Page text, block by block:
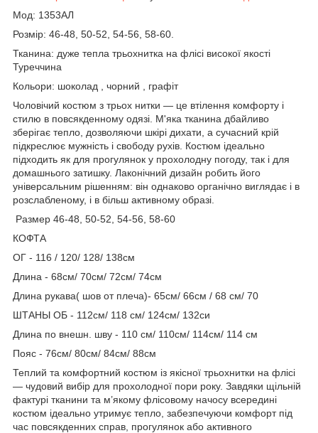
Мод: 1353АЛ
Розмір: 46-48, 50-52, 54-56, 58-60.
Тканина: дуже тепла трьохнитка на флісі високої якості
Туреччина
Кольори: шоколад , чорний , графіт
Чоловічий костюм з трьох нитки — це втілення комфорту і
стилю в повсякденному одязі. М'яка тканина дбайливо
зберігає тепло, дозволяючи шкірі дихати, а сучасний крій
підкреслює мужність і свободу рухів. Костюм ідеально
підходить як для прогулянок у прохолодну погоду, так і для
домашнього затишку. Лаконічний дизайн робить його
універсальним рішенням: він однаково органічно виглядає і в
розслабленому, і в більш активному образі.
Размер 46-48, 50-52, 54-56, 58-60
КОФТА
ОГ - 116 / 120/ 128/ 138см
Длина - 68см/ 70см/ 72см/ 74см
Длина рукава( шов от плеча)- 65см/ 66см / 68 см/ 70
ШТАНЫ ОБ - 112см/ 118 см/ 124см/ 132си
Длина по внешн. шву - 110 см/ 110см/ 114см/ 114 см
Пояс - 76см/ 80см/ 84см/ 88см
Теплий та комфортний костюм із якісної трьохнитки на флісі
— чудовий вибір для прохолодної пори року. Завдяки щільній
фактурі тканини та м’якому флісовому начосу всередині
костюм ідеально утримує тепло, забезпечуючи комфорт під
час повсякденних справ, прогулянок або активного